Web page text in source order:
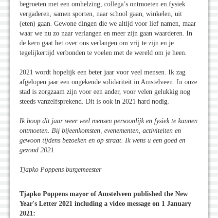
begroeten met een omhelzing, collega’s ontmoeten en fysiek
vergaderen, samen sporten, naar school gaan, winkelen, uit
(eten) gaan. Gewone dingen die we altijd voor lief namen, maar
waar we nu zo naar verlangen en meer zijn gaan waarderen. In
de kern gaat het over ons verlangen om vrij te zijn en je
tegelijkertijd verbonden te voelen met de wereld om je heen.
2021 wordt hopelijk een beter jaar voor veel mensen. Ik zag
afgelopen jaar een ongekende solidariteit in Amstelveen. In onze
stad is zorgzaam zijn voor een ander, voor velen gelukkig nog
steeds vanzelfsprekend. Dit is ook in 2021 hard nodig.
Ik hoop dit jaar weer veel mensen persoonlijk en fysiek te kunnen
ontmoeten. Bij bijeenkomsten, evenementen, activiteiten en
gewoon tijdens bezoeken en op straat. Ik wens u een goed en
gezond 2021.
Tjapko Poppens burgemeester
Tjapko Poppens mayor of Amstelveen published the New
Year's Letter 2021 including a video message on 1 January
2021: